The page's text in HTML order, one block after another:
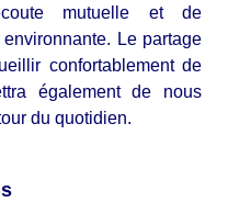
mutuelle et de
Le partage
confortablement de
également de nous
du quotidien.